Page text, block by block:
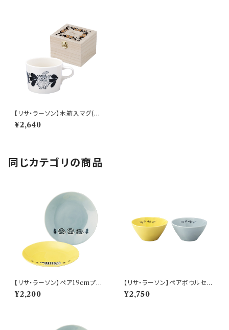
【リサ・ラーソン】木箱入マグ(ホ
ワイト)【LL160】 LL162-11H
¥2,640
同じカテゴリの商品
【リサ・ラーソン】ペア19cmプレ
ートセット【stroll(ストロール)】
¥2,200
【リサ・ラーソン】ペアボウルセッ
ト【stroll(ストロール)】
¥2,750